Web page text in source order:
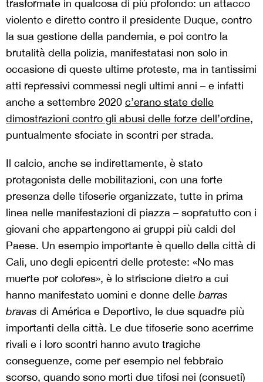
trasformate in qualcosa di più profondo: un attacco
violento e diretto contro il presidente Duque, contro
la sua gestione della pandemia, e poi contro la
brutalità della polizia, manifestatasi non solo in
occasione di queste ultime proteste, ma in tantissimi
atti repressivi commessi negli ultimi anni – e infatti
anche a settembre 2020 c’erano state delle
dimostrazioni contro gli abusi delle forze dell’ordine,
puntualmente sfociate in scontri per strada.
Il calcio, anche se indirettamente, è stato
protagonista delle mobilitazioni, con una forte
presenza delle tifoserie organizzate, tutte in prima
linea nelle manifestazioni di piazza – sopratutto con i
giovani che appartengono ai gruppi più caldi del
Paese. Un esempio importante è quello della città di
Cali, uno degli epicentri delle proteste: «No mas
muerte por colores», è lo striscione dietro a cui
hanno manifestato uomini e donne delle barras
bravas di América e Deportivo, le due squadre più
importanti della città. Le due tifoserie sono acerrime
rivali e i loro scontri hanno avuto tragiche
conseguenze, come per esempio nel febbraio
scorso, quando sono morti due tifosi nei (consueti)